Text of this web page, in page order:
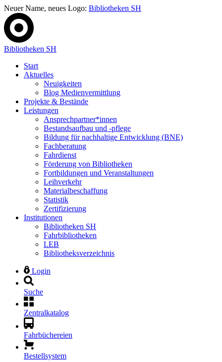
Neuer Name, neues Logo: Bibliotheken SH
Bibliotheken SH
Start
Aktuelles
Neuigkeiten
Blog Medienvermittlung
Projekte & Bestände
Leistungen
Ansprechpartner*innen
Bestandsaufbau und -pflege
Bildung für nachhaltige Entwicklung (BNE)
Fachberatung
Fahrdienst
Förderung von Bibliotheken
Fortbildungen und Veranstaltungen
Leihverkehr
Materialbeschaffung
Statistik
Zertifizierung
Institutionen
Bibliotheken SH
Fahrbibliotheken
LEB
Bibliotheksverzeichnis
Login
Suche
Zentralkatalog
Fahrbüchereien
Bestellsystem